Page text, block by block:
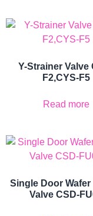
Y-Strainer Valve
F2,CYS-F5
Read more
Single Door
Valve CSD-